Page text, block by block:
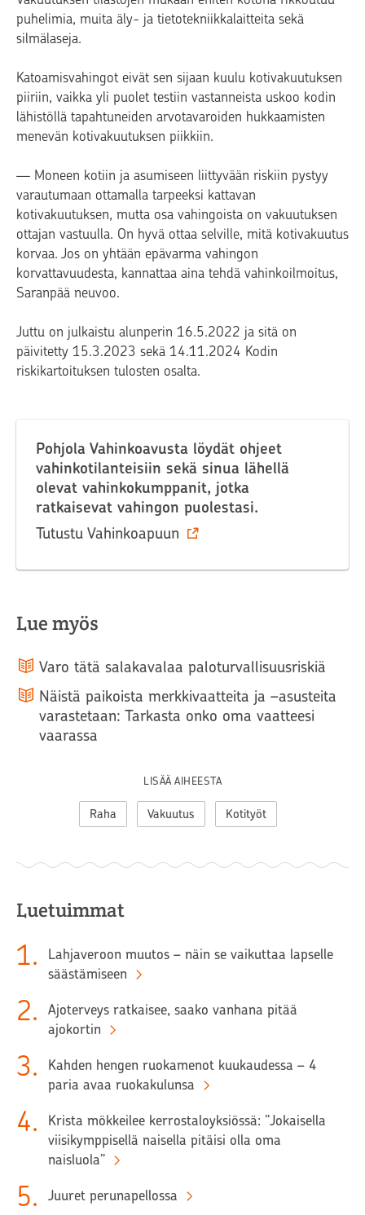
puhelimia, muita äly- ja tietotekniikkalaitteita sekä
silmälaseja.
Katoamisvahingot eivät sen sijaan kuulu kotivakuutuksen
piiriin, vaikka yli puolet testiin vastanneista uskoo kodin
lähistöllä tapahtuneiden arvotavaroiden hukkaamisten
menevän kotivakuutuksen piikkiin.
— Moneen kotiin ja asumiseen liittyvään riskiin pystyy
varautumaan ottamalla tarpeeksi kattavan
kotivakuutuksen, mutta osa vahingoista on vakuutuksen
ottajan vastuulla. On hyvä ottaa selville, mitä kotivakuutus
korvaa. Jos on yhtään epävarma vahingon
korvattavuudesta, kannattaa aina tehdä vahinkoilmoitus,
Saranpää neuvoo.
Juttu on julkaistu alunperin 16.5.2022 ja sitä on
päivitetty 15.3.2023 sekä 14.11.2024 Kodin
riskikartoituksen tulosten osalta.
Pohjola Vahinkoavusta löydät ohjeet
vahinkotilanteisiin sekä sinua lähellä
olevat vahinkokumppanit, jotka
ratkaisevat vahingon puolestasi.
Tutustu Vahinkoapuun
Lue myös
Varo tätä salakavalaa paloturvallisuusriskiä
Näistä paikoista merkkivaatteita ja –asusteita
varastetaan: Tarkasta onko oma vaatteesi
vaarassa
LISÄÄ AIHEESTA
Raha Vakuutus Kotityöt
Luetuimmat
1.
Lahjaveroon muutos – näin se vaikuttaa lapselle
säästämiseen
2.
Ajoterveys ratkaisee, saako vanhana pitää
ajokortin
3.
Kahden hengen ruokamenot kuukaudessa – 4
paria avaa ruokakulunsa
4.
Krista mökkeilee kerrostaloyksiössä: ”Jokaisella
viisikymppisellä naisella pitäisi olla oma
naisluola”
5. Juuret perunapellossa